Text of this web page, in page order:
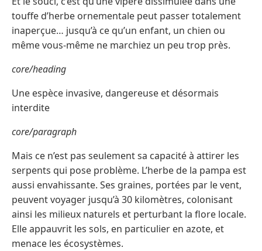
touffe d’herbe ornementale peut passer totalement
inaperçue… jusqu’à ce qu’un enfant, un chien ou
même vous-même ne marchiez un peu trop près.
core/heading
Une espèce invasive, dangereuse et désormais
interdite
core/paragraph
Mais ce n’est pas seulement sa capacité à attirer les
serpents qui pose problème. L’herbe de la pampa est
aussi envahissante. Ses graines, portées par le vent,
peuvent voyager jusqu’à 30 kilomètres, colonisant
ainsi les milieux naturels et perturbant la flore locale.
Elle appauvrit les sols, en particulier en azote, et
menace les écosystèmes.